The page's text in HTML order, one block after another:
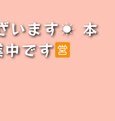
います☀ 本
中です